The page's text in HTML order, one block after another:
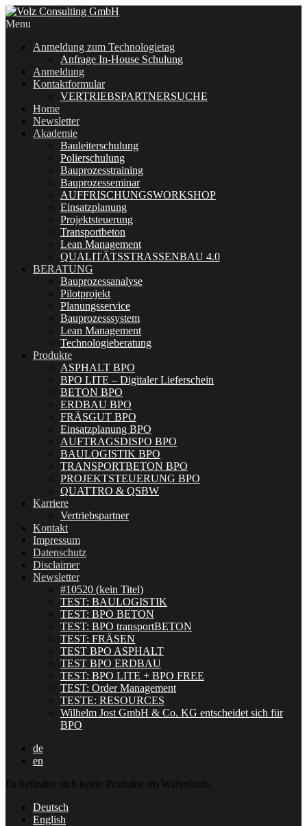
Menu
Anmeldung zum Technologietag
Anfrage In-House Schulung
Anmeldung
Kontaktformular
VERTRIEBSPARTNERSUCHE
Home
Newsletter
Akademie
Bauleiterschulung
Polierschulung
Bauprozesstraining
Bauprozesseminar
AUFFRISCHUNGSWORKSHOP
Einsatzplanung
Projektsteuerung
Transportbeton
Lean Management
QUALITÄTSSTRASSENBAU 4.0
BERATUNG
Bauprozessanalyse
Pilotprojekt
Planungsservice
Bauprozesssystem
Lean Management
Technologieberatung
Produkte
ASPHALT BPO
BPO LITE – Digitaler Lieferschein
BETON BPO
ERDBAU BPO
FRÄSGUT BPO
Einsatzplanung BPO
AUFTRAGSDISPO BPO
BAULOGISTIK BPO
TRANSPORTBETON BPO
PROJEKTSTEUERUNG BPO
QUATTRO & QSBW
Karriere
Vertriebspartner
Kontakt
Impressum
Datenschutz
Disclaimer
Newsletter
#10520 (kein Titel)
TEST: BAULOGISTIK
TEST: BPO BETON
TEST: BPO transportBETON
TEST: FRÄSEN
TEST BPO ASPHALT
TEST BPO ERDBAU
TEST: BPO LITE + BPO FREE
TEST: Order Management
TESTE: RESOURCES
Wilhelm Jost GmbH & Co. KG entscheidet sich für
BPO
de
en
Es befinden sich keine Produkte im Warenkorb.
Deutsch
English